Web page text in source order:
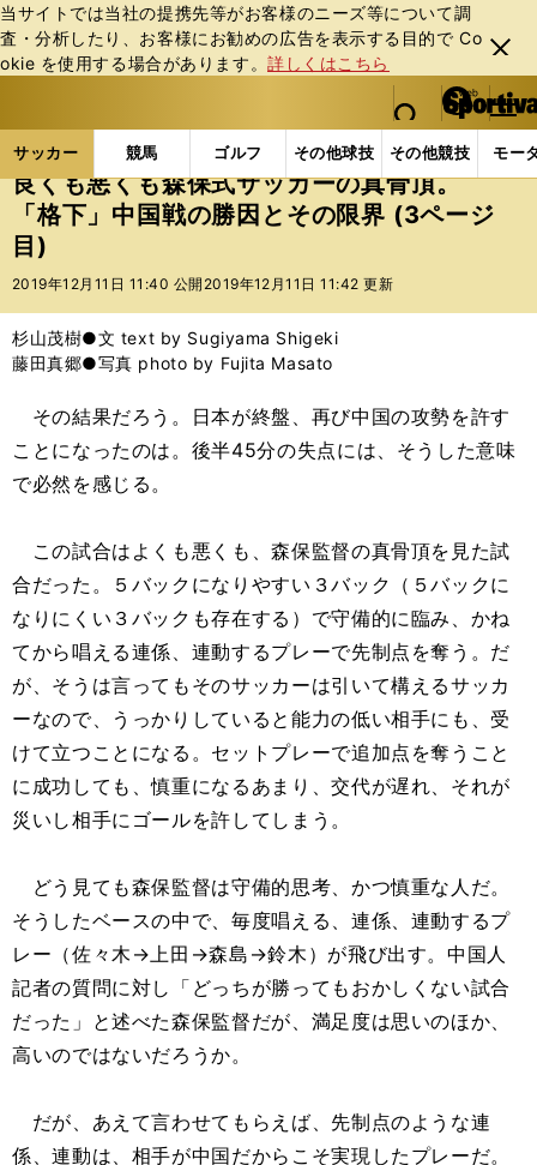
当サイトでは当社の提携先等がお客様のニーズ等について調
査・分析したり、お客様にお勧めの広告を表⽰する⽬的で Co
okie を使⽤する場合があります。詳しくはこちら
閉じ
る
web Sportiva (webスポルティーバ)
検索
マイペ
ー
ジ
メニュ
サッカー 競馬 ゴルフ その他球技 その他競技 モー
ス
ポ
ル
テ
ー
バ
サッカーの記事一覧 サッカー代表 日本代表 良
良くも悪くも森保式サッカーの真骨頂。
「格下」中国戦の勝因とその限界 (3ページ
目)
2019年12月11日 11:40 公開 2019年12月11日 11:42 更新
杉山茂樹●文 text by Sugiyama Shigeki
藤田真郷●写真 photo by Fujita Masato
その結果だろう。日本が終盤、再び中国の攻勢を許す
ことになったのは。後半45分の失点には、そうした意味
で必然を感じる。
この試合はよくも悪くも、森保監督の真骨頂を見た試
合だった。５バックになりやすい３バック（５バックに
なりにくい３バックも存在する）で守備的に臨み、かね
てから唱える連係、連動するプレーで先制点を奪う。だ
が、そうは言ってもそのサッカーは引いて構えるサッカ
ーなので、うっかりしていると能力の低い相手にも、受
けて立つことになる。セットプレーで追加点を奪うこと
に成功しても、慎重になるあまり、交代が遅れ、それが
災いし相手にゴールを許してしまう。
どう見ても森保監督は守備的思考、かつ慎重な人だ。
そうしたベースの中で、毎度唱える、連係、連動するプ
レー（佐々木→上田→森島→鈴木）が飛び出す。中国人
記者の質問に対し「どっちが勝ってもおかしくない試合
だった」と述べた森保監督だが、満足度は思いのほか、
高いのではないだろうか。
だが、あえて言わせてもらえば、先制点のような連
係、連動は、相手が中国だからこそ実現したプレーだ。